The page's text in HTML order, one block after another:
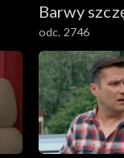
Barwy
odc. 2746